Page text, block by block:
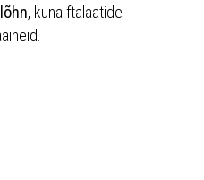
, kuna ftalaatide